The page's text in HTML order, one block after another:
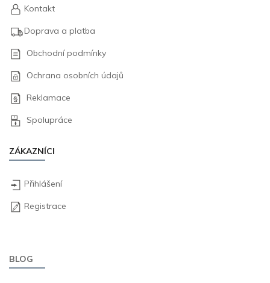
Kontakt
Doprava a platba
Obchodní podmínky
Ochrana osobních údajů
Reklamace
Spolupráce
ZÁKAZNÍCI
Přihlášení
Registrace
BLOG